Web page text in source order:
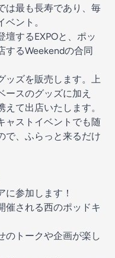
は最も長寿であり、毎
ント。
するEXPOと、ポッ
するWeekendの合同
ッズを販売します。上
ースのグッズに加え
て出店いたします。
ャストイベントでも随
で、ふらっと来るだけ
に参加します！
催される西のポッドキ
のトークや企画が楽し